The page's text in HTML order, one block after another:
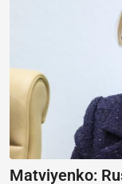
Matviyenko: